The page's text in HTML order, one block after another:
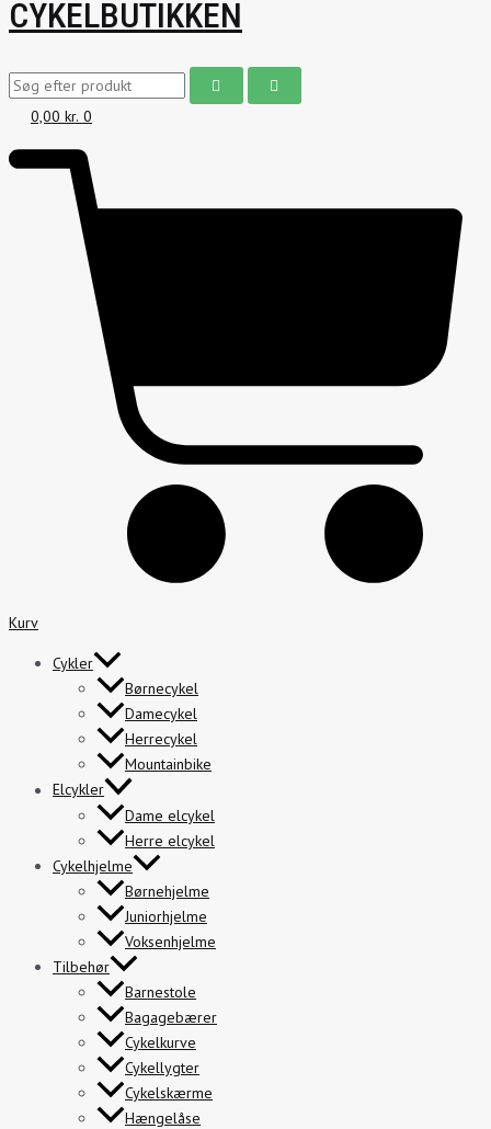
CYKELBUTIKKEN
0,00 kr. 0
Kurv
Cykler
Børnecykel
Damecykel
Herrecykel
Mountainbike
Elcykler
Dame elcykel
Herre elcykel
Cykelhjelme
Børnehjelme
Juniorhjelme
Voksenhjelme
Tilbehør
Barnestole
Bagagebærer
Cykelkurve
Cykellygter
Cykelskærme
Hængelåse